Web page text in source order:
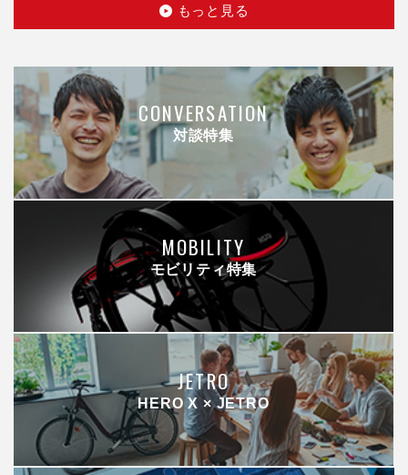
もっと見る
CONVERSATION
対談特集
MOBILITY
モビリティ特集
JETRO
HERO X × JETRO